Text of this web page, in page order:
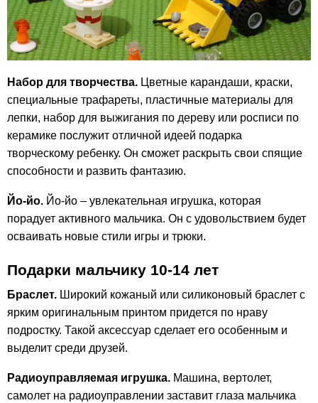
Набор для творчества. Цветные карандаши, краски,
специальные трафареты, пластичные материалы для
лепки, набор для выжигания по дереву или росписи по
керамике послужит отличной идеей подарка
творческому ребенку. Он сможет раскрыть свои спящие
способности и развить фантазию.
Йо-йо. Йо-йо – увлекательная игрушка, которая
порадует активного мальчика. Он с удовольствием будет
осваивать новые стили игры и трюки.
Подарки мальчику 10-14 лет
Браслет. Широкий кожаный или силиконовый браслет с
ярким оригинальным принтом придется по нраву
подростку. Такой аксессуар сделает его особенным и
выделит среди друзей.
Радиоуправляемая игрушка. Машина, вертолет,
самолет на радиоуправлении заставит глаза мальчика